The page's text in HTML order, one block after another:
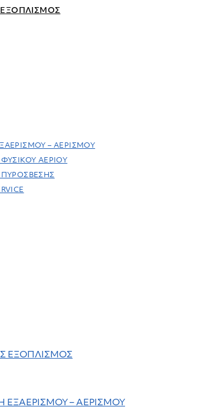
ΕΞΟΠΛΙΣΜΟΣ
– ΑΕΡΙΣΜΟΥ
ΦΥΣΙΚΟΥ ΑΕΡΙΟΥ
ΠΥΡΟΣΒΕΣΗΣ
ΕΞΟΠΛΙΣΜΟΣ
ΕΞΑΕΡΙΣΜΟΥ – ΑΕΡΙΣΜΟΥ